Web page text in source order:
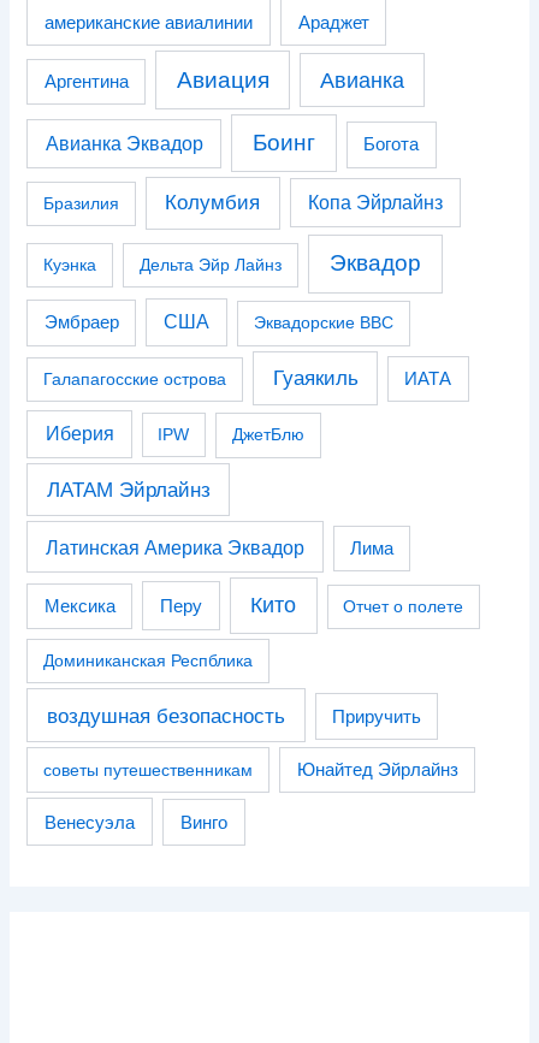
американские авиалинии Араджет
Аргентина Авиация Авианка
Авианка Эквадор Боинг Богота
Бразилия Колумбия Копа Эйрлайнз
Куэнка Дельта Эйр Лайнз Эквадор
Эмбраер США Эквадорские ВВС
Галапагосские острова Гуаякиль ИАТА
Иберия IPW ДжетБлю
ЛАТАМ Эйрлайнз
Латинская Америка Эквадор Лима
Мексика Перу Кито Отчет о полете
Доминиканская Респблика
воздушная безопасность Приручить
советы путешественникам Юнайтед Эйрлайнз
Венесуэла Винго